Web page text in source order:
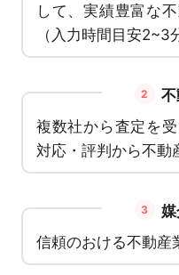
して、実績豊富な
（入力時間目安2~3
2
複数社から査定を
対応・評判から不動
3
信頼のおける不動産